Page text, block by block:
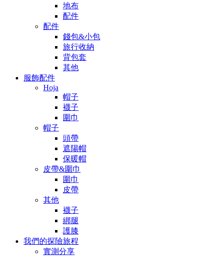
地布
配件
配件
錢包&小包
旅行收納
背包套
其他
服飾配件
Hoja
帽子
襪子
圍巾
帽子
頭帶
遮陽帽
保暖帽
皮帶&圍巾
圍巾
皮帶
其他
襪子
綁腿
護膝
我們的探險旅程
實測分享